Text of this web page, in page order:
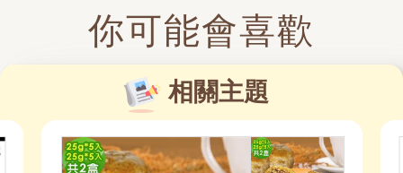
你可能會喜歡
相關主題